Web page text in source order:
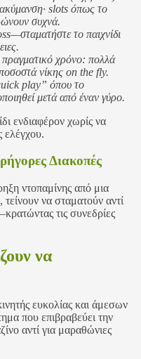
slots όπως το
συχνά.
το παιχνίδι
χρόνο: πολλά
νίκης on the fly.
play” όπου το
μετά από έναν γύρο.
ενδιαφέρον χωρίς να
ελέγχου.
Διακοπές
ντοπαμίνης από μια
να σταματούν αντί
τις συνεδρίες
να
ευκολίας και άμεσων
που επιβραβεύει την
αντί για μαραθώνιες